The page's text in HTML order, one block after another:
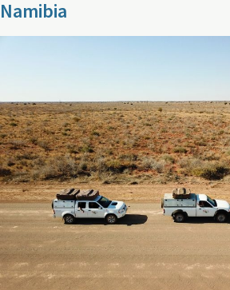
Namibia